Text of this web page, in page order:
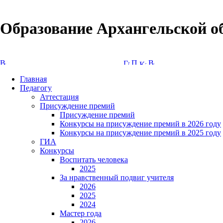
Образование Архангельской
Главная
Педагогу
Аттестация
Присуждение премий
Присуждение премий
Конкурсы на присуждение премий в 2026 году
Конкурсы на присуждение премий в 2025 году
ГИА
Конкурсы
Воспитать человека
2025
За нравственный подвиг учителя
2026
2025
2024
Мастер года